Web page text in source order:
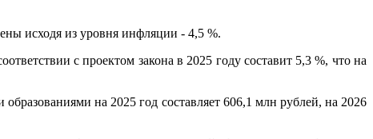
исходя из уровня инфляции - 4,5 %.
с проектом закона в 2025 году составит 5,3 %, что на
на 2025 год составляет 606,1 млн рублей, на 2026